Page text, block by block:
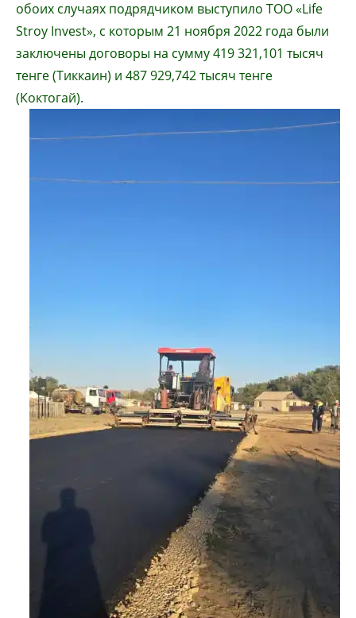
обоих случаях подрядчиком выступило ТОО «Life
Stroy Invest», с которым 21 ноября 2022 года были
заключены договоры на сумму 419 321,101 тысяч
тенге (Тиккаин) и 487 929,742 тысяч тенге
(Коктогай).